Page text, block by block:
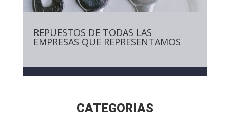
REPUESTOS DE TODAS LAS
EMPRESAS QUE REPRESENTAMOS
CATEGORIAS